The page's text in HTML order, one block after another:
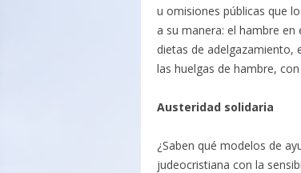
u omisiones públicas que
a su manera: el hambre
dietas de adelgazamiento,
las huelgas de hambre,
Austeridad solidaria
¿Saben qué modelos de
judeocristiana con la